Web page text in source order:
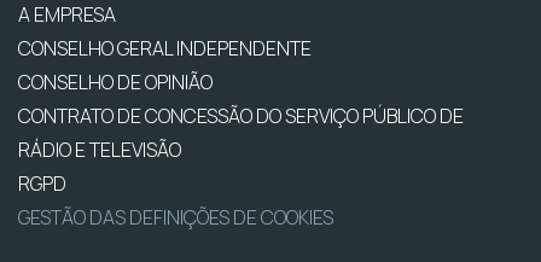
A EMPRESA
CONSELHO GERAL INDEPENDENTE
CONSELHO DE OPINIÃO
CONTRATO DE CONCESSÃO DO SERVIÇO PÚBLICO DE
RÁDIO E TELEVISÃO
RGPD
GESTÃO DAS DEFINIÇÕES DE COOKIES